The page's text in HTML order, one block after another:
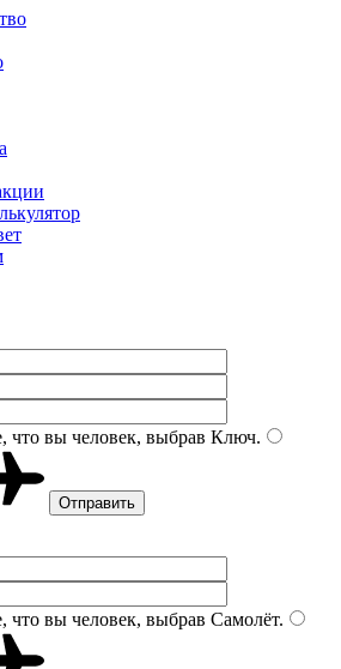
что вы человек, выбрав Ключ.
что вы человек, выбрав Самолёт.